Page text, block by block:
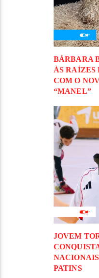
BÁRBARA
ÀS RAÍZES
COM O
“MANEL”
JOVEM
PATINS